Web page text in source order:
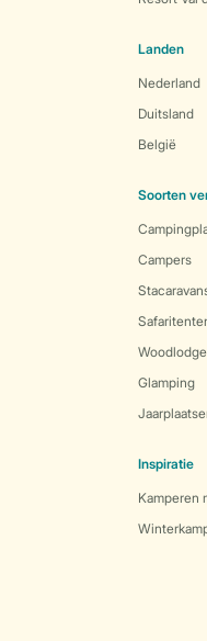
Landen
Nederland
Duitsland
België
Soorten
Campers
Glamping
Inspiratie
Kamperen